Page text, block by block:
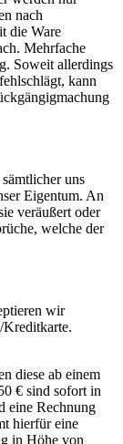
nach
die Ware
Mehrfache
Soweit allerdings
kann
uns
Eigentum. An
veräußert oder
welche der
wir
diese ab einem
€ sind sofort in
eine Rechnung
hierfür eine
in Höhe von